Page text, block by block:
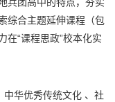
兵团高中的特点，夯实
综合主题延伸课程（包
在“课程思政”校本化实
中华优秀传统文化 、社